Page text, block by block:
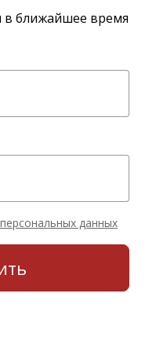
в ближайшее время
персональных данных